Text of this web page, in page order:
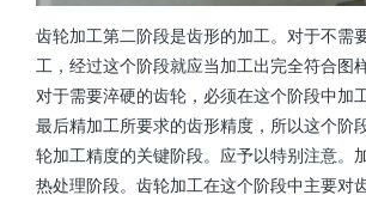
齿轮加工第二阶段是齿形的加工。对于不需
工，经过这个阶段就应当加工出完全符合图
对于需要淬硬的齿轮，必须在这个阶段中加
最后精加工所要求的齿形精度，所以这个阶
轮加工精度的关键阶段。应予以特别注意。
热处理阶段。齿轮加工在这个阶段中主要对